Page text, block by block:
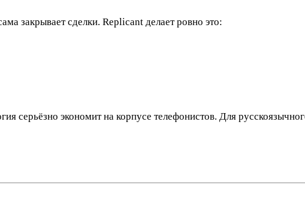
закрывает сделки. Replicant делает ровно это:
серьёзно экономит на корпусе телефонистов. Для